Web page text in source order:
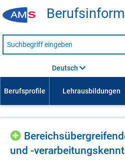
Suche
nach
Deutsch
und -